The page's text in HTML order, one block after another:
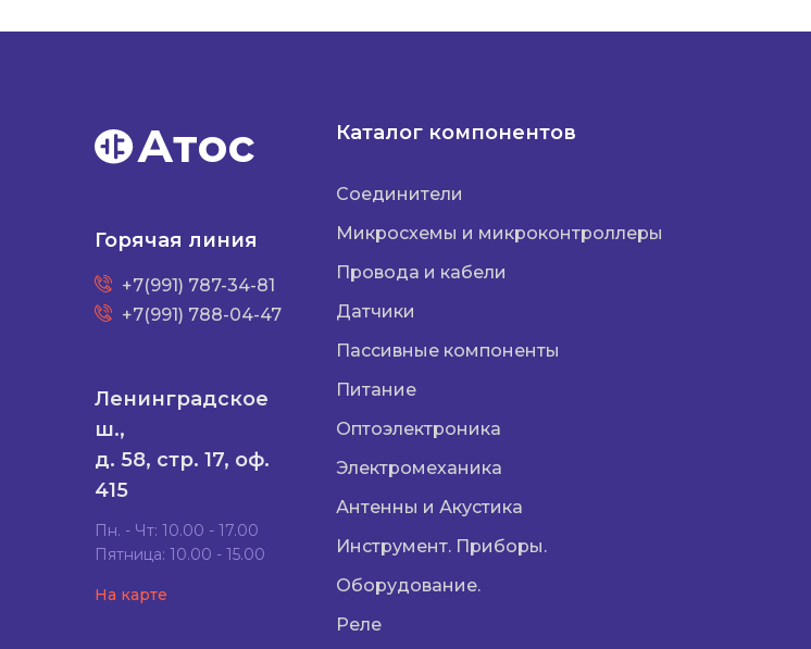
Атос
Горячая линия
+7(991) 787-34-81
+7(991) 788-04-47
Ленинградское
ш.,
д. 58, стр. 17, оф.
415
Пн. - Чт: 10.00 - 17.00
Пятница: 10.00 - 15.00
На карте
Каталог компонентов
Соединители
Микросхемы и микроконтроллеры
Провода и кабели
Датчики
Пассивные компоненты
Питание
Оптоэлектроника
Электромеханика
Антенны и Акустика
Инструмент. Приборы.
Оборудование.
Реле